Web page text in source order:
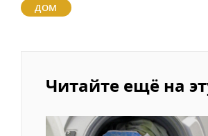
ДОМ
Читайте ещё на